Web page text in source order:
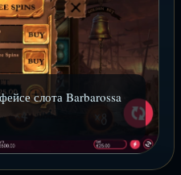
слота Barbarossa